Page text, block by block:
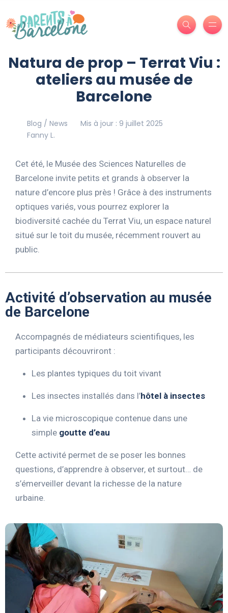
Natura de prop – Terrat Viu :
ateliers au musée de
Barcelone
Blog / News
Mis à jour : 9 juillet 2025
Fanny L.
Cet été, le Musée des Sciences Naturelles de
Barcelone invite petits et grands à observer la
nature d’encore plus près ! Grâce à des instruments
optiques variés, vous pourrez explorer la
biodiversité cachée du Terrat Viu, un espace naturel
situé sur le toit du musée, récemment rouvert au
public.
Activité d’observation au musée
de Barcelone
Accompagnés de médiateurs scientifiques, les
participants découvriront :
Les plantes typiques du toit vivant
Les insectes installés dans l’hôtel à insectes
La vie microscopique contenue dans une
simple goutte d’eau
Cette activité permet de se poser les bonnes
questions, d’apprendre à observer, et surtout… de
s’émerveiller devant la richesse de la nature
urbaine.